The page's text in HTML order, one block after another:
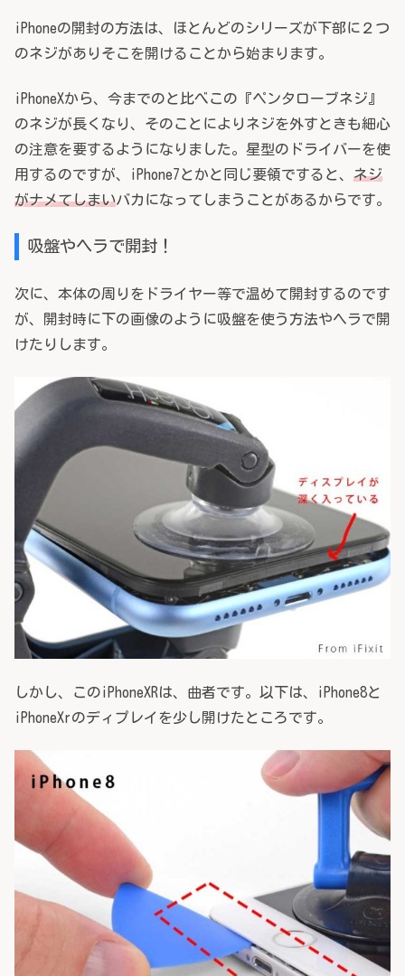
iPhoneの開封の方法は、ほとんどのシリーズが下部に２つ
のネジがありそこを開けることから始まります。
iPhoneXから、今までのと比べこの『ペンタローブネジ』
のネジが長くなり、そのことによりネジを外すときも細心
の注意を要するようになりました。星型のドライバーを使
用するのですが、iPhone7とかと同じ要領ですると、 ネジ
がナメてしまいバカになってしまうことがあるからです。
吸盤やヘラで開封！
次に、本体の周りをドライヤー等で温めて開封するのです
が、開封時に下の画像のように吸盤を使う方法やヘラで開
けたりします。
しかし、このiPhoneXRは、曲者です。以下は、iPhone8と
iPhoneXrのディプレイを少し開けたところです。